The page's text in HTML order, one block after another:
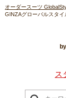
オーダースーツ
GINZAグローバルスタ
ス